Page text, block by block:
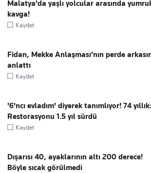
Malatya'da yaşlı yolcular arasında
kavga!
Kaydet
Fidan, Mekke Anlaşması'nın perde
anlattı
Kaydet
'6'ncı evladım' diyerek tanımlıyor! 74 yıllık:
Restorasyonu 1.5 yıl sürdü
Kaydet
Dışarısı 40, ayaklarının altı 200 derece!
Böyle sıcak görülmedi